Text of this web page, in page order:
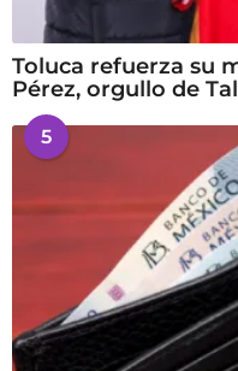
Toluca refuerza su
Pérez, orgullo de
5